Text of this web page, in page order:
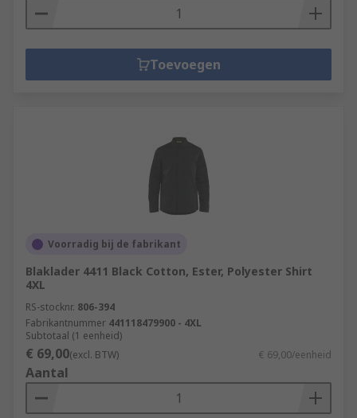
Toevoegen
Voorradig bij de fabrikant
Blaklader 4411 Black Cotton, Ester, Polyester Shirt
4XL
RS-stocknr. 806-394
Fabrikantnummer 441118479900 - 4XL
Subtotaal (1 eenheid)
€ 69,00(excl. BTW) € 69,00/eenheid
Aantal